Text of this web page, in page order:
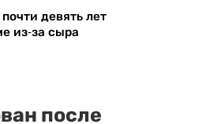
девять лет
из-за сыра
после